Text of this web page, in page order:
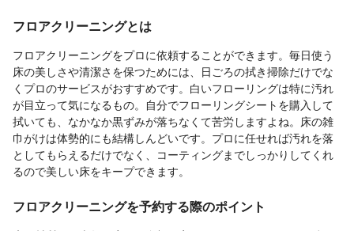
フロアクリーニングとは
フロアクリーニングをプロに依頼することができます。毎日使う
床の美しさや清潔さを保つためには、日ごろの拭き掃除だけでな
くプロのサービスがおすすめです。白いフローリングは特に汚れ
が目立って気になるもの。自分でフローリングシートを購入して
拭いても、なかなか黒ずみが落ちなくて苦労しますよね。床の雑
巾がけは体勢的にも結構しんどいです。プロに任せれば汚れを落
としてもらえるだけでなく、コーティングまでしっかりしてくれ
るので美しい床をキープできます。
フロアクリーニングを予約する際のポイント